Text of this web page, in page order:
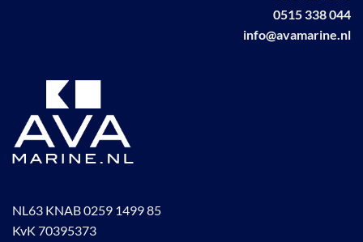
0515 338 044
info@avamarine.nl
NL63 KNAB 0259 1499 85
KvK 70395373